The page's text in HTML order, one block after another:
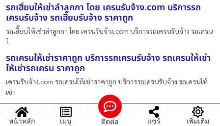
รถเฮี๊ยบให้เช่าลำลูกกา โดย เครนรับจ้าง.com บริการรถ
เครนรับจ้าง รถเฮี๊ยบรับจ้าง ราคาถูก
รถเฮี๊ยบให้เช่าลำลูกกา โดย เครนรับจ้าง.com บริการรถเครนรับจ้าง รถเครน
ใ
รถเครนให้เช่าราคาถูก บริการรถเครนรับจ้าง รถเครนให้เช่า
ให้เช่ารถเครน ราคาถูก
เครนรับจ้าง.com รถเครนให้เช่าราคาถูก บริการรถเครนรับจ้าง รถเครนให้
เช่า
รถเฮี๊ยบรับจ้างบางซื่อ โดย เครนรับจ้าง.com บริการรถ
เครนรับจ้าง รถเฮี๊ยบรับจ้าง ราคาถูก
หน้าหลัก เมนู ติดต่อ แชร์ เพิ่มเติม